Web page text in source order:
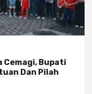
Cemagi, Bupati
Dan Pilah